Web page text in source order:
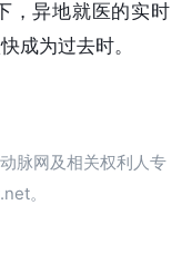
，异地就医的实时
成为过去时。
脉网及相关权利人专
。